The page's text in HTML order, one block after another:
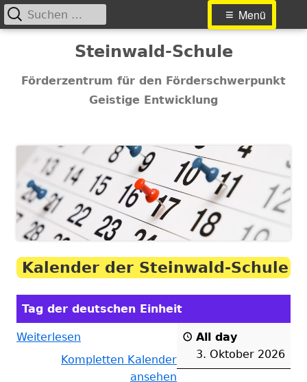
Inhalt
Steinwald-Schule
Förderzentrum für den Förderschwerpunkt
Geistige Entwicklung
Primäres
Menü
Suchen
nach:
Kalender der Steinwald-Schule
Tag der deutschen Einheit
All day
3. Oktober 2026
Weiterlesen
Kompletten Kalender
ansehen